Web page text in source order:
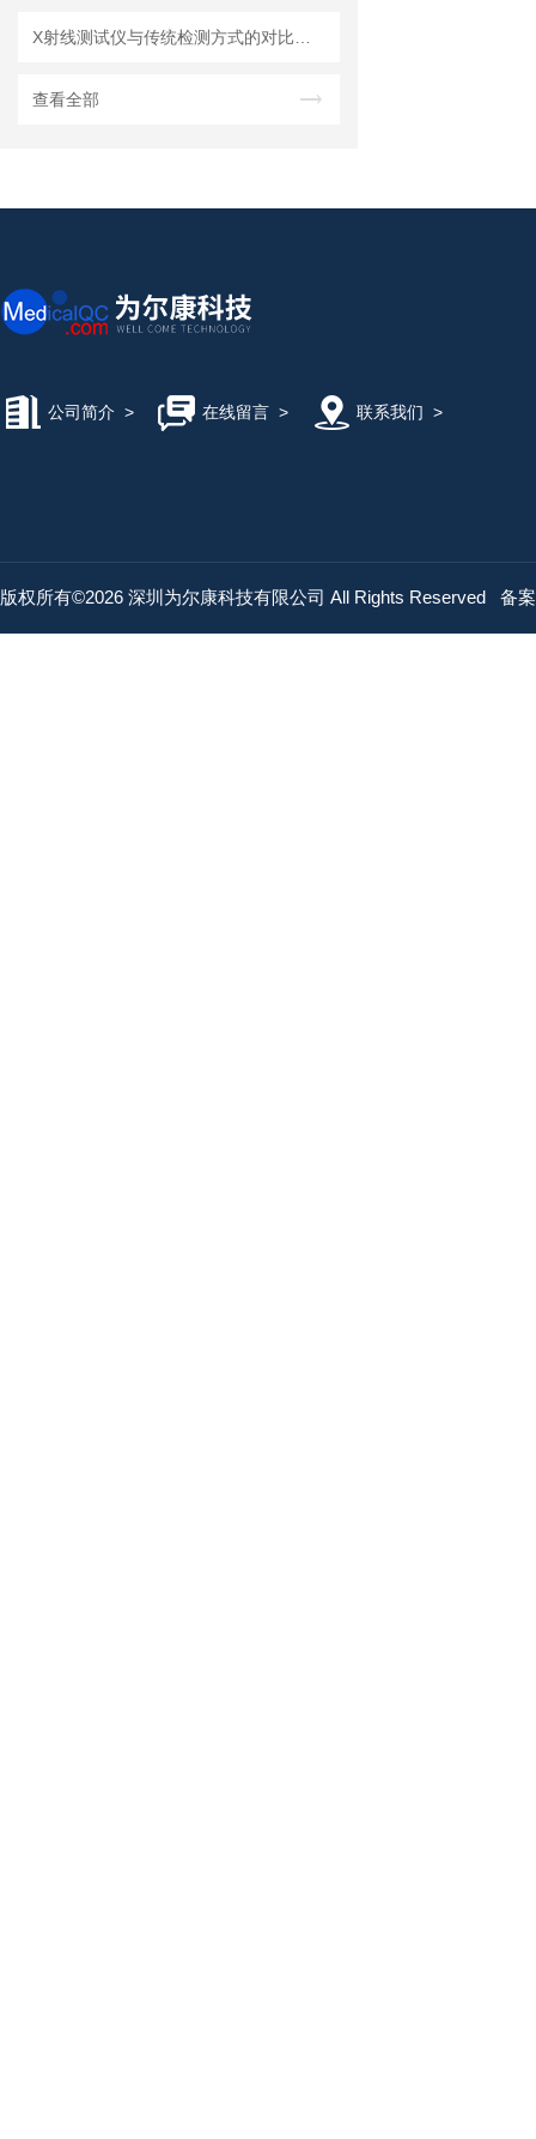
查看全部
公司简介 > 在线留言> 联系我们 >
版权所有©2026 深圳为尔康科技有限公司 All Rights Reserved 备